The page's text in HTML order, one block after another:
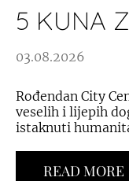
5 KUNA
03.08.2026
Rođendan City
veselih i lijepih
istaknuti
READ MORE